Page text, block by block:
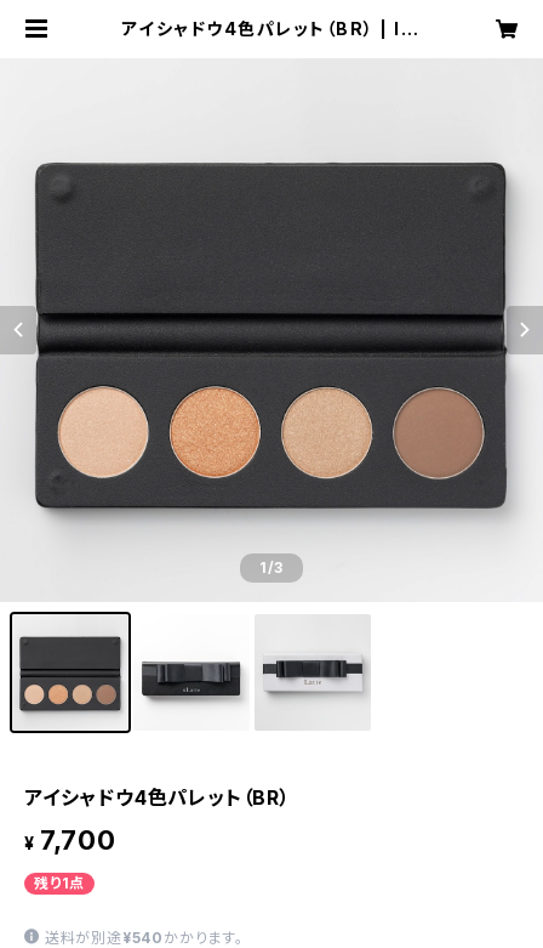
アイシャドウ4色パレット（BR） | lat
1/3
アイシャドウ4色パレット（BR）
¥ 7,700
残り1点
送料が別途 ¥540 かかります。